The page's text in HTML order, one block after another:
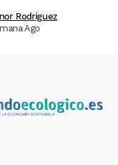
Rodríguez
Ago